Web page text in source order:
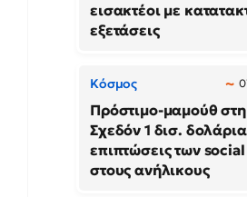
εισακτέοι με
εξετάσεις
Κόσμος
Πρόστιμο-μαμούθ
Σχεδόν 1 δισ. δολάρια
επιπτώσεις των
στους ανήλικους